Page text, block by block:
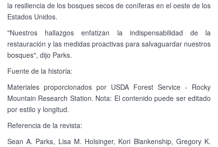
la resiliencia de los bosques secos de coníferas en el oeste de los
Estados Unidos.
"Nuestros hallazgos enfatizan la indispensabilidad de la
restauración y las medidas proactivas para salvaguardar nuestros
bosques", dijo Parks.
Fuente de la historia:
Materiales proporcionados por USDA Forest Service - Rocky
Mountain Research Station. Nota: El contenido puede ser editado
por estilo y longitud.
Referencia de la revista:
Sean A. Parks, Lisa M. Holsinger, Kori Blankenship, Gregory K.